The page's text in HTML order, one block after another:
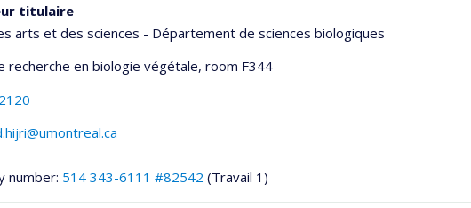
titulaire
arts et des sciences - Département de sciences biologiques
recherche en biologie végétale, room F344
number: 514 343-6111 #82542 (Travail 1)